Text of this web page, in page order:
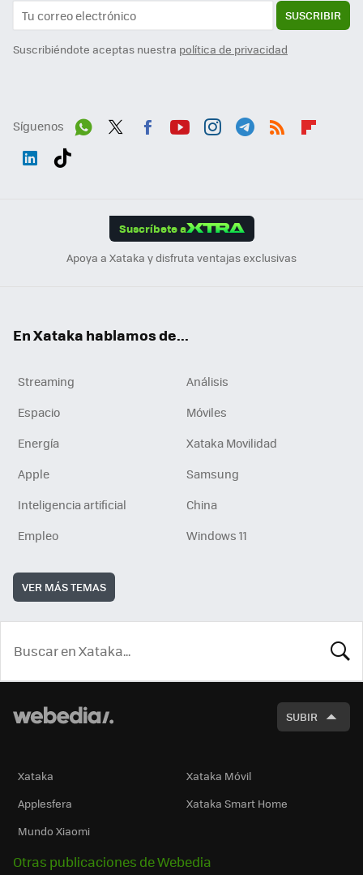
SUSCRIBIR
Suscribiéndote aceptas nuestra política de privacidad
Síguenos
Suscríbete a
Apoya a Xataka y disfruta ventajas exclusivas
En Xataka hablamos de...
Streaming
Análisis
Espacio
Móviles
Energía
Xataka Movilidad
Apple
Samsung
Inteligencia artificial
China
Empleo
Windows 11
VER MÁS TEMAS
SUBIR
Xataka
Xataka Móvil
Applesfera
Xataka Smart Home
Mundo Xiaomi
Otras publicaciones de Webedia